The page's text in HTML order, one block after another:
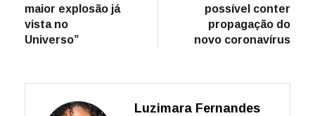
Post
maior explosão já
vista no
Universo”
possível conter
propagação do
novo coronavírus
Luzimara Fernandes